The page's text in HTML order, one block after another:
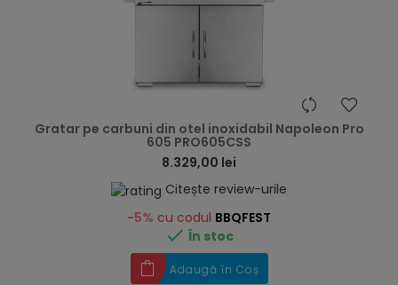
Gratar pe carbuni din otel inoxidabil Napoleon Pro
605 PRO605CSS
8.329,00 lei
Citește review-urile
-5% cu codul BBQFEST
 În stoc
Adaugă în Coș